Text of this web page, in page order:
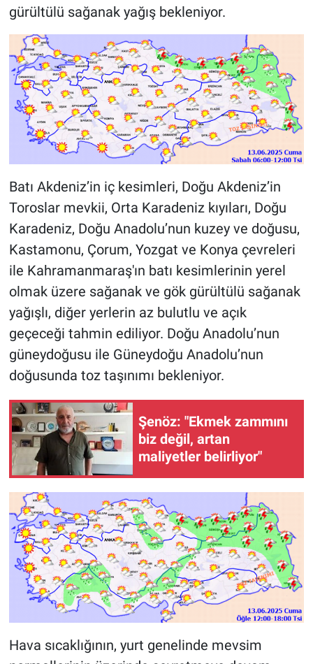
gürültülü sağanak yağış bekleniyor.
Batı Akdeniz’in iç kesimleri, Doğu Akdeniz’in
Toroslar mevkii, Orta Karadeniz kıyıları, Doğu
Karadeniz, Doğu Anadolu’nun kuzey ve doğusu,
Kastamonu, Çorum, Yozgat ve Konya çevreleri
ile Kahramanmaraş'ın batı kesimlerinin yerel
olmak üzere sağanak ve gök gürültülü sağanak
yağışlı, diğer yerlerin az bulutlu ve açık
geçeceği tahmin ediliyor. Doğu Anadolu’nun
güneydoğusu ile Güneydoğu Anadolu’nun
doğusunda toz taşınımı bekleniyor.
Şenöz: "Ekmek zammını
biz değil, artan
maliyetler belirliyor"
Hava sıcaklığının, yurt genelinde mevsim